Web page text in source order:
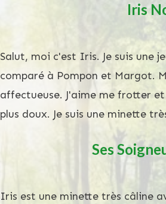
Iris
Salut, moi c'est Iris. Je suis une
comparé à Pompon et Margot.
affectueuse. J'aime me frotter
plus doux. Je suis une minette
Ses
Iris est une minette très câline